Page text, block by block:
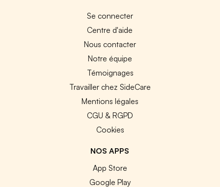
Se connecter
Centre d'aide
Nous contacter
Notre équipe
Témoignages
Travailler chez SideCare
Mentions légales
CGU & RGPD
Cookies
NOS APPS
App Store
Google Play